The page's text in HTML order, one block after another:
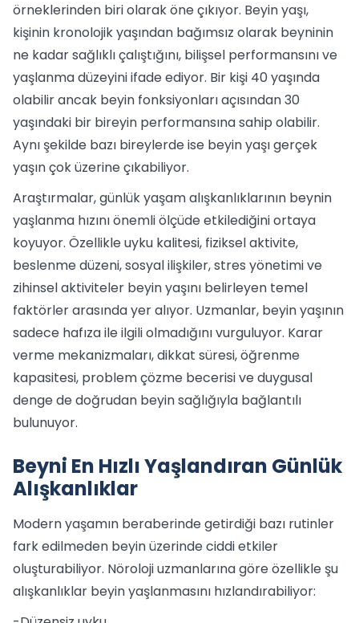
örneklerinden biri olarak öne çıkıyor. Beyin yaşı,
kişinin kronolojik yaşından bağımsız olarak beyninin
ne kadar sağlıklı çalıştığını, bilişsel performansını ve
yaşlanma düzeyini ifade ediyor. Bir kişi 40 yaşında
olabilir ancak beyin fonksiyonları açısından 30
yaşındaki bir bireyin performansına sahip olabilir.
Aynı şekilde bazı bireylerde ise beyin yaşı gerçek
yaşın çok üzerine çıkabiliyor.
Araştırmalar, günlük yaşam alışkanlıklarının beynin
yaşlanma hızını önemli ölçüde etkilediğini ortaya
koyuyor. Özellikle uyku kalitesi, fiziksel aktivite,
beslenme düzeni, sosyal ilişkiler, stres yönetimi ve
zihinsel aktiviteler beyin yaşını belirleyen temel
faktörler arasında yer alıyor. Uzmanlar, beyin yaşının
sadece hafıza ile ilgili olmadığını vurguluyor. Karar
verme mekanizmaları, dikkat süresi, öğrenme
kapasitesi, problem çözme becerisi ve duygusal
denge de doğrudan beyin sağlığıyla bağlantılı
bulunuyor.
Beyni En Hızlı Yaşlandıran Günlük
Alışkanlıklar
Modern yaşamın beraberinde getirdiği bazı rutinler
fark edilmeden beyin üzerinde ciddi etkiler
oluşturabiliyor. Nöroloji uzmanlarına göre özellikle şu
alışkanlıklar beyin yaşlanmasını hızlandırabiliyor: